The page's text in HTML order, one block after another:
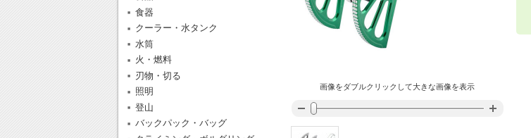
画像をダブルクリックして大きな画像を表示
食器
クーラー・水タンク
水筒
火・燃料
刃物・切る
照明
登山
バックパック・バッグ